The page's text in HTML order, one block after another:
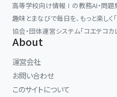
高等学校向け情報Ⅰの教務AI・問題
趣味とまなびで毎日を、もっと楽しく
協会・団体運営システム「コエテコカ
About
運営会社
お問い合わせ
このサイトについて